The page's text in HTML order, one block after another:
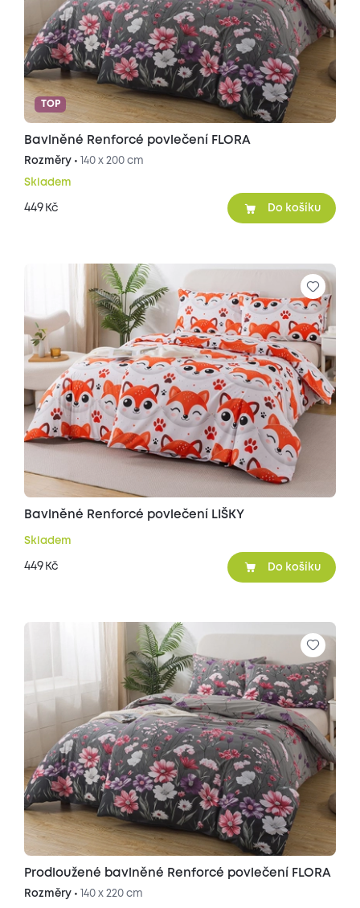
TOP
Bavlněné Renforcé povlečení FLORA
Rozměry • 140 x 200 cm
Skladem
449 Kč Do košíku
Bavlněné Renforcé povlečení LIŠKY
Skladem
449 Kč Do košíku
Prodloužené bavlněné Renforcé povlečení FLORA
Rozměry • 140 x 220 cm